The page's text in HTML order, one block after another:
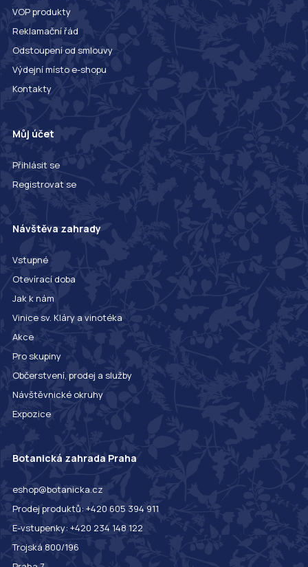
VOP produkty
Reklamační řád
Odstoupení od smlouvy
Výdejní místo e-shopu
Kontakty
Můj účet
Přihlásit se
Registrovat se
Návštěva zahrady
Vstupné
Otevírací doba
Jak k nám
Vinice sv. Kláry a vinotéka
Akce
Pro skupiny
Občerstvení, prodej a služby
Návštěvnické okruhy
Expozice
Botanická zahrada Praha
eshop@botanicka.cz
Prodej produktů: +420 605 394 911
E-vstupenky: +420 234 148 122
Trojská 800/196